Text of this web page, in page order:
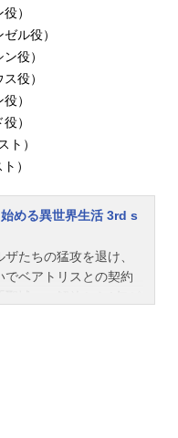
）
ル役）
役）
役）
）
）
ト）
）
める異世界生活 3rd s
たちの猛攻を退け、
でベアトリスとの契約